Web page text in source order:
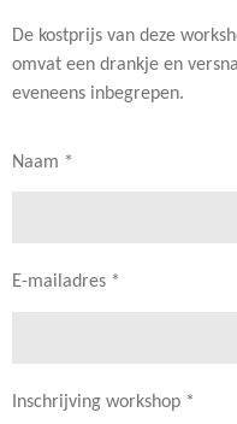
De kostprijs van deze
omvat een drankje en
eveneens inbegrepen.
Naam *
E-mailadres *
Inschrijving workshop *